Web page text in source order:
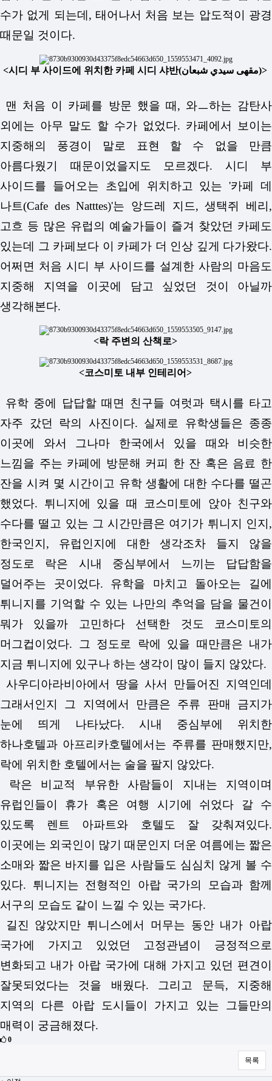
수가 없게 되는데, 태어나서 처음 보는 압도적이 광경
때문일 것이다.
<시디 부 사이드에 위치한 카페 시디 샤반(مقهى سيدي شبعان)>
맨 처음 이 카페를 방문 했을 때, 와ㅡ하는 감탄사
외에는 아무 말도 할 수가 없었다. 카페에서 보이는
지중해의 풍경이 말로 표현 할 수 없을 만큼
아름다웠기 때문이었을지도 모르겠다. 시디 부
사이드를 들어오는 초입에 위치하고 있는 '카페 데
나트(Cafe des Natttes)'는 앙드레 지드, 생택쥐 베리,
고흐 등 많은 유럽의 예술가들이 즐겨 찾았던 카페도
있는데 그 카페보다 이 카페가 더 인상 깊게 다가왔다.
어쩌면 처음 시디 부 사이드를 설계한 사람의 마음도
지중해 지역을 이곳에 담고 싶었던 것이 아닐까
생각해본다.
<락 주변의 산책로>
<코스미토 내부 인테리어>
유학 중에 답답할 때면 친구들 여럿과 택시를 타고
자주 갔던 락의 사진이다. 실제로 유학생들은 종종
이곳에 와서 그나마 한국에서 있을 때와 비슷한
느낌을 주는 카페에 방문해 커피 한 잔 혹은 음료 한
잔을 시켜 몇 시간이고 유학 생활에 대한 수다를 떨곤
했었다. 튀니지에 있을 때 코스미토에 앉아 친구와
수다를 떨고 있는 그 시간만큼은 여기가 튀니지 인지,
한국인지, 유럽인지에 대한 생각조차 들지 않을
정도로 락은 시내 중심부에서 느끼는 답답함을
덜어주는 곳이었다. 유학을 마치고 돌아오는 길에
튀니지를 기억할 수 있는 나만의 추억을 담을 물건이
뭐가 있을까 고민하다 선택한 것도 코스미토의
머그컵이었다. 그 정도로 락에 있을 때만큼은 내가
지금 튀니지에 있구나 하는 생각이 많이 들지 않았다.
사우디아라비아에서 땅을 사서 만들어진 지역인데
그래서인지 그 지역에서 만큼은 주류 판매 금지가
눈에 띄게 나타났다. 시내 중심부에 위치한
하나호텔과 아프리카호텔에서는 주류를 판매했지만,
락에 위치한 호텔에서는 술을 팔지 않았다.
락은 비교적 부유한 사람들이 지내는 지역이며
유럽인들이 휴가 혹은 여행 시기에 쉬었다 갈 수
있도록 렌트 아파트와 호텔도 잘 갖춰져있다.
이곳에는 외국인이 많기 때문인지 더운 여름에는 짧은
소매와 짧은 바지를 입은 사람들도 심심치 않게 볼 수
있다. 튀니지는 전형적인 아랍 국가의 모습과 함께
서구의 모습도 같이 느낄 수 있는 국가다.
길진 않았지만 튀니스에서 머무는 동안 내가 아랍
국가에 가지고 있었던 고정관념이 긍정적으로
변화되고 내가 아랍 국가에 대해 가지고 있던 편견이
잘못되었다는 것을 배웠다. 그리고 문득, 지중해
지역의 다른 아랍 도시들이 가지고 있는 그들만의
매력이 궁금해졌다.
0
목록